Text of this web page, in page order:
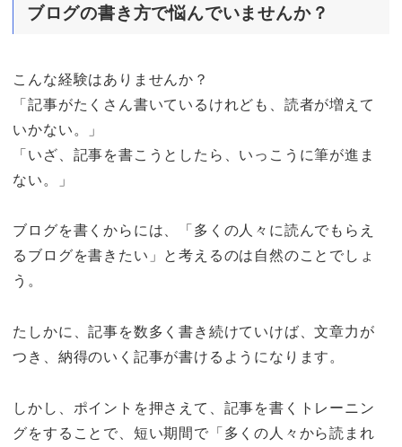
ブログの書き方で悩んでいませんか？
こんな経験はありませんか？
「記事がたくさん書いているけれども、読者が増えて
いかない。」
「いざ、記事を書こうとしたら、いっこうに筆が進ま
ない。」
ブログを書くからには、「多くの人々に読んでもらえ
るブログを書きたい」と考えるのは自然のことでしょ
う。
たしかに、記事を数多く書き続けていけば、文章力が
つき、納得のいく記事が書けるようになります。
しかし、ポイントを押さえて、記事を書くトレーニン
グをすることで、短い期間で「多くの人々から読まれ